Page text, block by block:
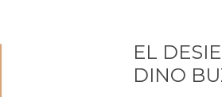
EL
DINO